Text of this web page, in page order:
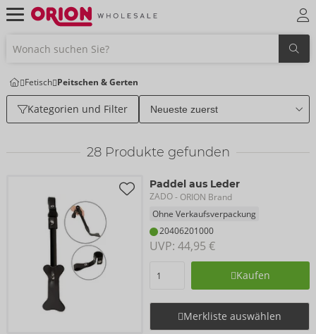
Fetisch Peitschen & Gerten
Kategorien und Filter
28Produkte gefunden
Paddel aus Leder
ZADO- ORION Brand
Ohne Verkaufsverpackung
20406201000
UVP: 44,95 €
Kaufen
Merkliste auswählen